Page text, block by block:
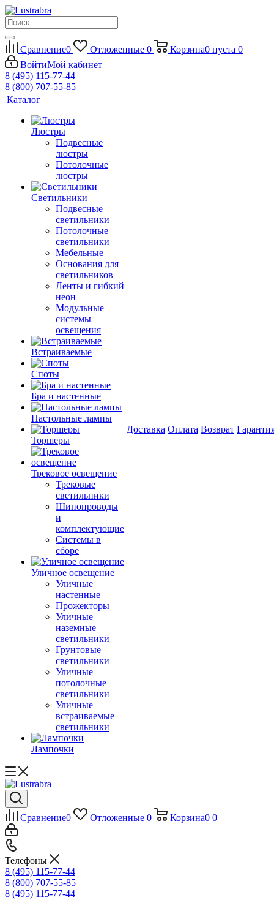
Сравнение0 Отложенные 0 Корзина0 пуста 0
ВойтиМой кабинет
8 (495) 115-77-44
8 (800) 707-55-85
Каталог
Люстры
Подвесные
люстры
Потолочные
люстры
Светильники
Подвесные
светильники
Потолочные
светильники
Мебельные
Основания для
светильников
Ленты и гибкий
неон
Модульные
системы
освещения
Встраиваемые
Споты
Бра и настенные
Настольные лампы
Торшеры
Трековое освещение
Трековые
светильники
Шинопроводы
и
комплектующие
Системы в
сборе
Уличное освещение
Уличные
настенные
Прожекторы
Уличные
наземные
светильники
Грунтовые
светильники
Уличные
потолочные
светильники
Уличные
встраиваемые
светильники
Лампочки
Доставка Оплата Возврат
Сравнение0 Отложенные 0 Корзина0 0
Телефоны
8 (495) 115-77-44
8 (800) 707-55-85
8 (495) 115-77-44